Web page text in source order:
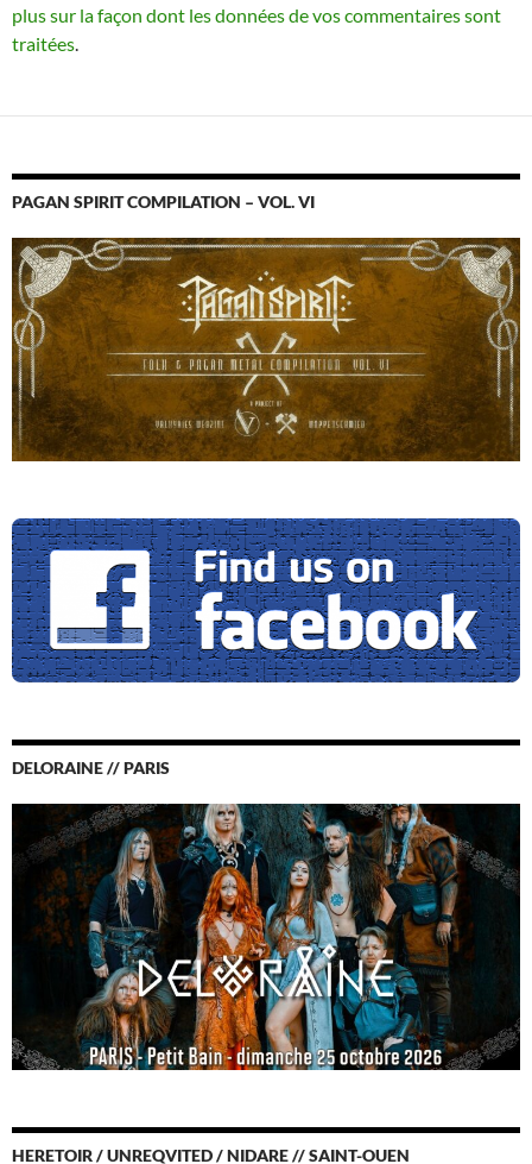
plus sur la façon dont les données de vos commentaires sont
traitées.
PAGAN SPIRIT COMPILATION – VOL. VI
DELORAINE // PARIS
HERETOIR / UNREQVITED / NIDARE // SAINT-OUEN